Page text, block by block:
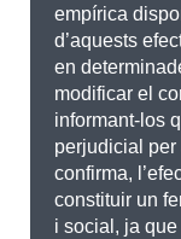
empírica
d’aquests
en
modificar el
informant-los
perjudicial
confirma,
constituir un
i social, ja